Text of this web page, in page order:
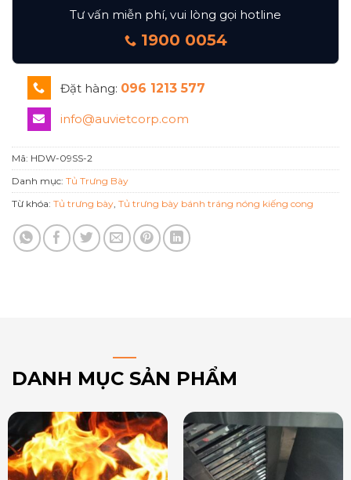
Tư vấn miễn phí, vui lòng gọi hotline
1900 0054
Đặt hàng: 096 1213 577
info@auvietcorp.com
Mã: HDW-09SS-2
Danh mục: Tủ Trưng Bày
Từ khóa: Tủ trưng bày Tủ trưng bày bánh tráng nóng kiếng cong
DANH MỤC SẢN PHẨM